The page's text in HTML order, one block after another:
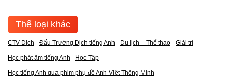
Thể loại khác
CTV Dịch Đấu Trường Dịch tiếng Anh Du lịch – Thể thao Giải trí
Học phát âm tiếng Anh Học Tập
Học tiếng Anh qua phim phụ đề Anh-Việt Thông Minh